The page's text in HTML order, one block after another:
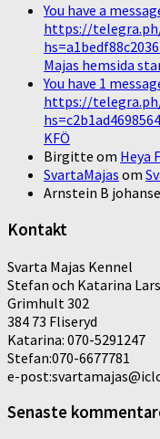
You have a
https://
Majas hemsida
You have 1
https://
KFÖ
Birgitte om Heya
SvartaMajas om
Arnstein B
Kontakt
Svarta Majas Kennel
Stefan och Katarina
Grimhult 302
384 73 Fliseryd
Katarina: 070-5291247
Stefan:070-6677781
e-
Senaste